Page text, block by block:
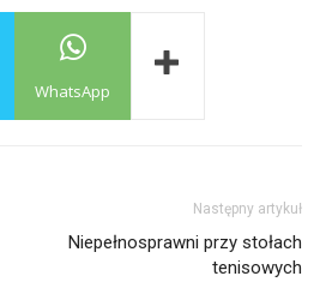
WhatsApp
Następny artykuł
Niepełnosprawni przy stołach
tenisowych